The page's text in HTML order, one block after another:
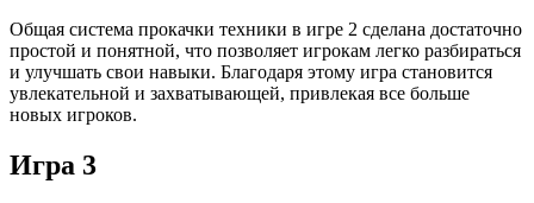
Общая система прокачки техники в игре 2 сделана достаточно
простой и понятной, что позволяет игрокам легко разбираться
и улучшать свои навыки. Благодаря этому игра становится
увлекательной и захватывающей, привлекая все больше
новых игроков.
Игра 3